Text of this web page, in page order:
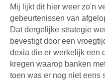
Mij lijkt dit hier weer zo'n
gebeurtenissen van
Dat dergelijke strategie
bevestigt door een
dexia die er werkelijk een
kregen waarop banken
toen was er nog niet eens